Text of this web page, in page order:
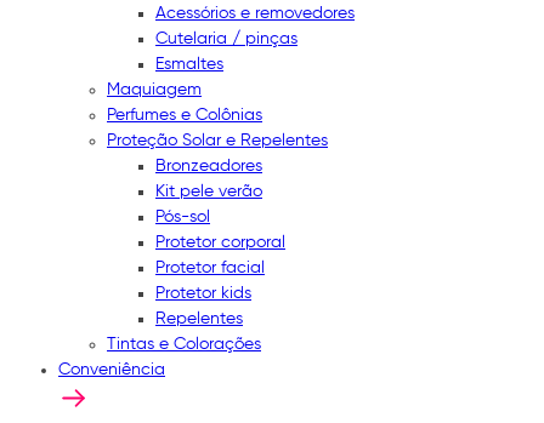
Acessórios e removedores
Cutelaria / pinças
Esmaltes
Maquiagem
Perfumes e Colônias
Proteção Solar e Repelentes
Bronzeadores
Kit pele verão
Pós-sol
Protetor corporal
Protetor facial
Protetor kids
Repelentes
Tintas e Colorações
Conveniência